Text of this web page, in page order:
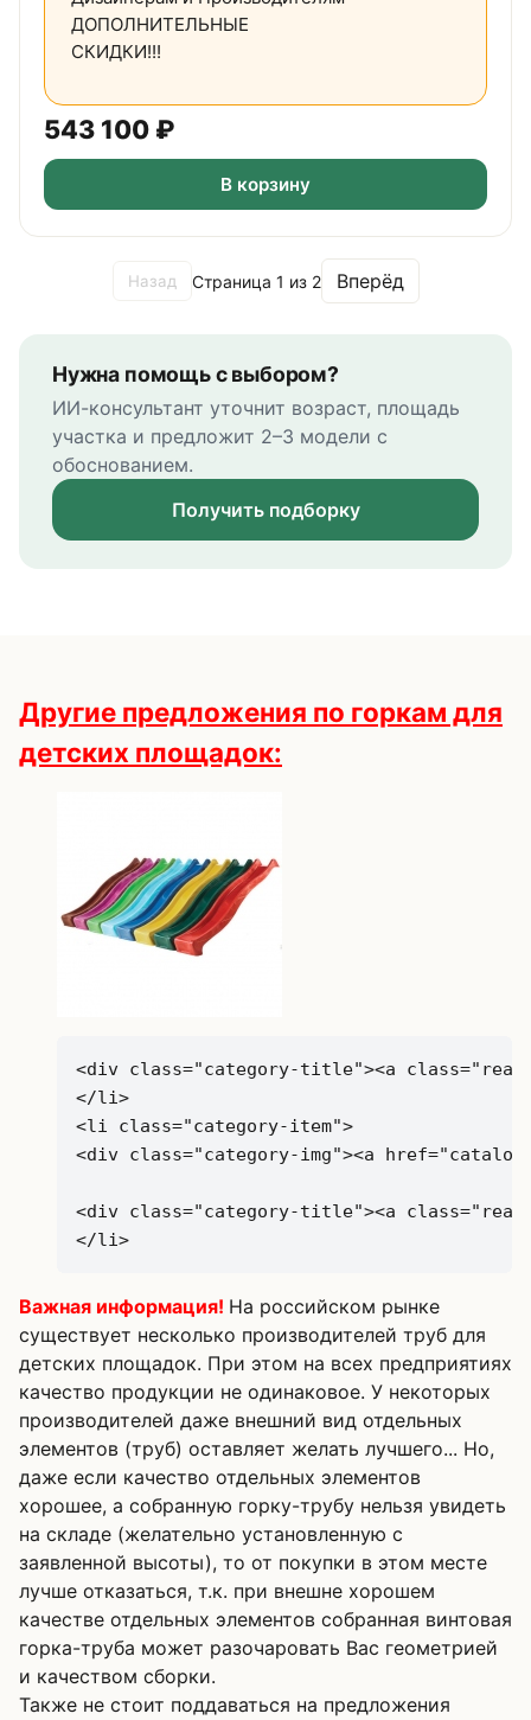
ДОПОЛНИТЕЛЬНЫЕ
СКИДКИ!!!
543 100 ₽
В корзину
Назад Страница 1 из 2 Вперёд
Нужна помощь с выбором?
ИИ-консультант уточнит возраст, площадь
участка и предложит 2–3 модели с
обоснованием.
Получить подборку
Другие предложения по горкам для
детских площадок:
Важная информация! На российском рынке
существует несколько производителей труб для
детских площадок. При этом на всех предприятиях
качество продукции не одинаковое. У некоторых
производителей даже внешний вид отдельных
элементов (труб) оставляет желать лучшего... Но,
даже если качество отдельных элементов
хорошее, а собранную горку-трубу нельзя увидеть
на складе (желательно установленную с
заявленной высоты), то от покупки в этом месте
лучше отказаться, т.к. при внешне хорошем
качестве отдельных элементов собранная винтовая
горка-труба может разочаровать Вас геометрией
и качеством сборки.
Также не стоит поддаваться на предложения